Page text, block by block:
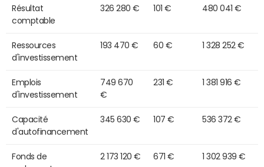
Résultat
comptable
326 280 € 101 € 480 041 €
Ressources
d'investissement
193 470 € 60 € 1 328 252 €
Emplois
d'investissement
749 670
€
231 € 1 381 916 €
Capacité
d'autofinancement
345 630 € 107 € 536 372 €
Fonds de
2 173 120 € 671 € 1 302 939 €